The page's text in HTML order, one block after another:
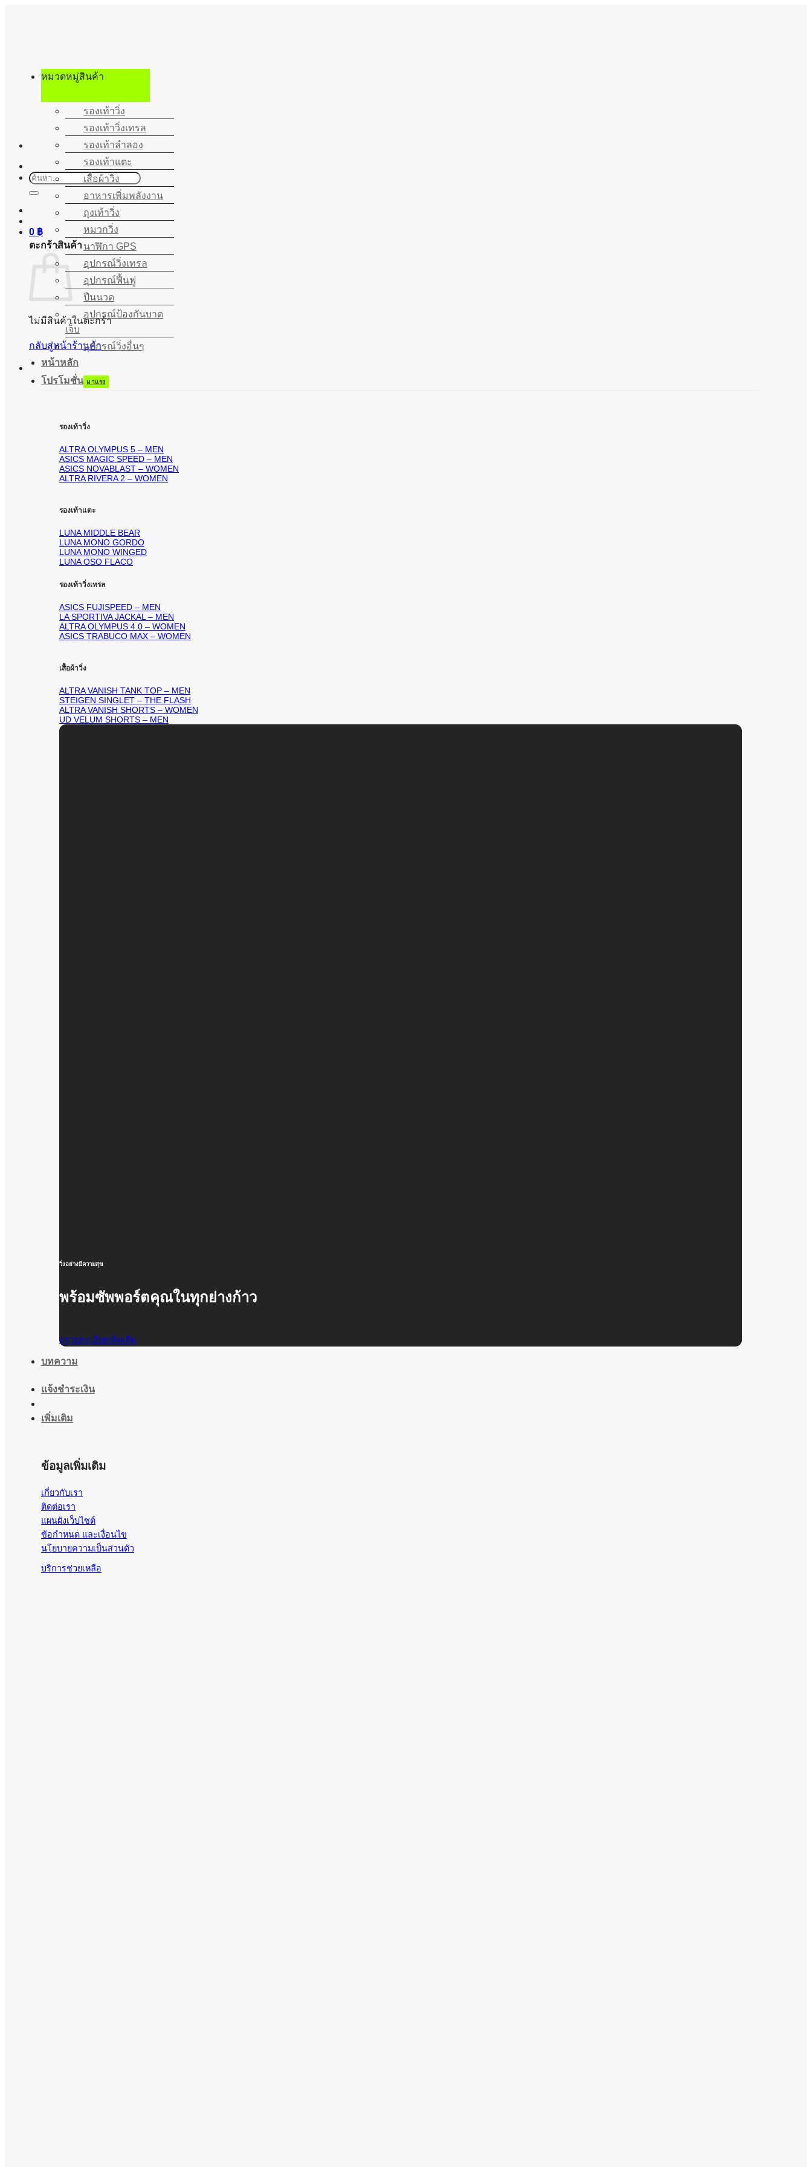
ค้นหา:
0 ฿
ตะกร้าสินค้า
ไม่มีสินค้าในตะกร้า
กลับสู่หน้าร้านค้า
หมวดหมู่สินค้า
รองเท้าวิ่ง
รองเท้าวิ่งเทรล
รองเท้าลำลอง
รองเท้าแตะ
เสื้อผ้าวิ่ง
อาหารเพิ่มพลังงาน
ถุงเท้าวิ่ง
หมวกวิ่ง
นาฬิกา GPS
อุปกรณ์วิ่งเทรล
อุปกรณ์ฟื้นฟู
ปืนนวด
อุปกรณ์ป้องกันบาด
เจ็บ
อุปกรณ์วิ่งอื่นๆ
หน้าหลัก
โปรโมชั่น
รองเท้าวิ่ง
ALTRA OLYMPUS 5 – MEN
ASICS MAGIC SPEED – MEN
ASICS NOVABLAST – WOMEN
ALTRA RIVERA 2 – WOMEN
รองเท้าแตะ
LUNA MIDDLE BEAR
LUNA MONO GORDO
LUNA MONO WINGED
LUNA OSO FLACO
รองเท้าวิ่งเทรล
ASICS FUJISPEED – MEN
LA SPORTIVA JACKAL – MEN
ALTRA OLYMPUS 4.0 – WOMEN
ASICS TRABUCO MAX – WOMEN
เสื้อผ้าวิ่ง
ALTRA VANISH TANK TOP – MEN
STEIGEN SINGLET – THE FLASH
ALTRA VANISH SHORTS – WOMEN
UD VELUM SHORTS – MEN
วิ่งอย่างมีความสุข
พร้อมซัพพอร์ตคุณในทุกย่างก้าว
ดูรายละเอียดเพิ่มเติม
บทความ
แจ้งชำระเงิน
เพิ่มเติม
ข้อมูลเพิ่มเติม
เกี่ยวกับเรา
ติดต่อเรา
แผนผังเว็บไซต์
ข้อกำหนด และเงื่อนไข
นโยบายความเป็นส่วนตัว
บริการช่วยเหลือ